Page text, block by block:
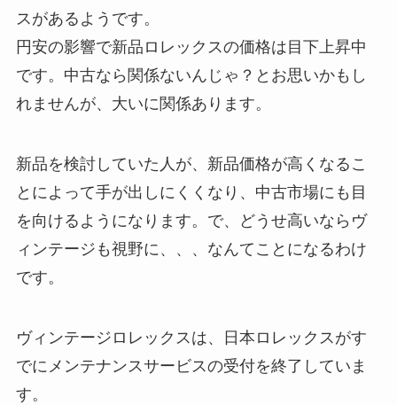
スがあるようです。
円安の影響で新品ロレックスの価格は目下上昇中
です。中古なら関係ないんじゃ？とお思いかもし
れませんが、大いに関係あります。
新品を検討していた人が、新品価格が高くなるこ
とによって手が出しにくくなり、中古市場にも目
を向けるようになります。で、どうせ高いならヴ
ィンテージも視野に、、、なんてことになるわけ
です。
ヴィンテージロレックスは、日本ロレックスがす
でにメンテナンスサービスの受付を終了していま
す。